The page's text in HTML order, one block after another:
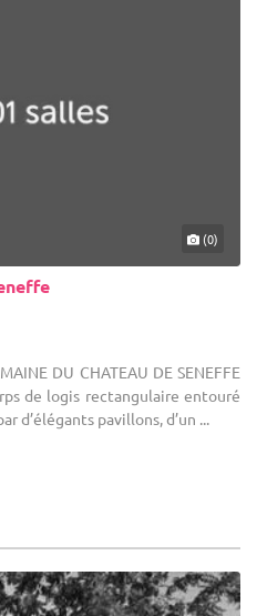
(0)
DU CHATEAU DE SENEFFE
de logis rectangulaire entouré
d’élégants pavillons, d’un ...